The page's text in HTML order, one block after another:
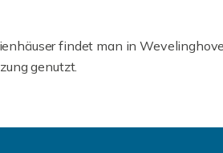
findet man in
genutzt.